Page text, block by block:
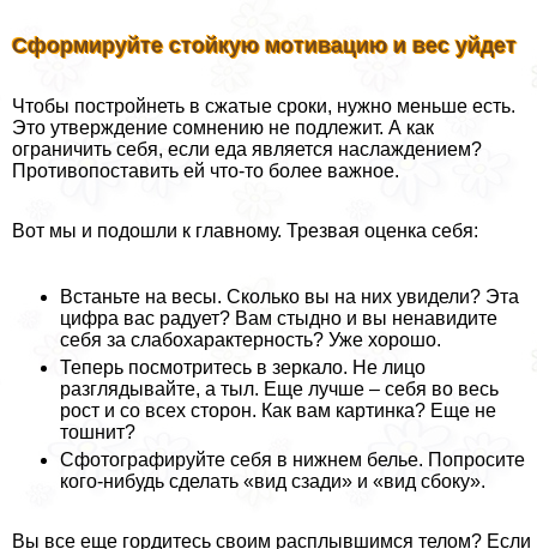
Сформируйте стойкую мотивацию и вес уйдет
Чтобы постройнеть в сжатые сроки, нужно меньше есть.
Это утверждение сомнению не подлежит. А как
ограничить себя, если еда является наслаждением?
Противопоставить ей что-то более важное.
Вот мы и подошли к главному. Трезвая оценка себя:
Встаньте на весы. Сколько вы на них увидели? Эта
цифра вас радует? Вам стыдно и вы ненавидите
себя за слабохаpaктерность? Уже хорошо.
Теперь посмотритесь в зеркало. Не лицо
разглядывайте, а тыл. Еще лучше – себя во весь
рост и со всех сторон. Как вам картинка? Еще не
тошнит?
Сфотографируйте себя в нижнем белье. Попросите
кого-нибудь сделать «вид сзади» и «вид сбоку».
Вы все еще гордитесь своим расплывшимся телом? Если